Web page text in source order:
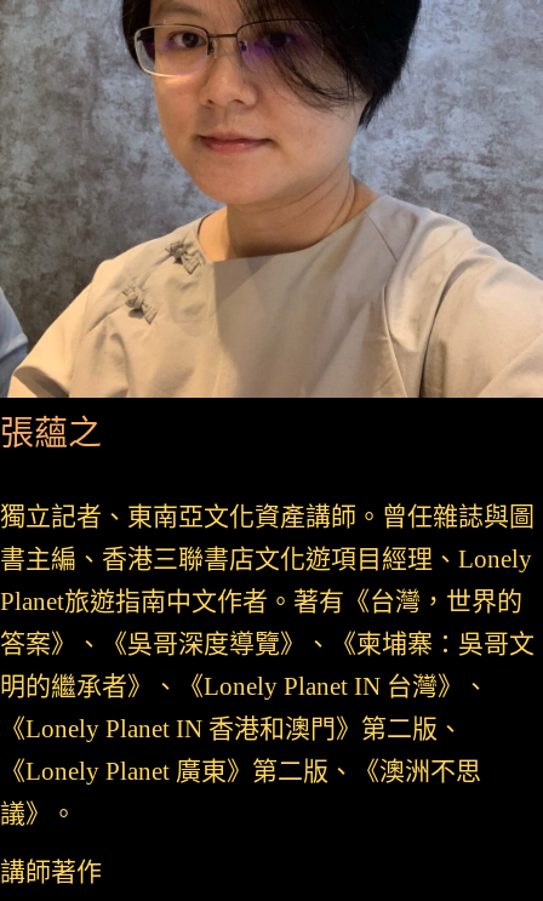
張蘊之
獨立記者、東南亞文化資產講師。曾任雜誌與圖
書主編、香港三聯書店文化遊項目經理、Lonely
Planet旅遊指南中文作者。著有《台灣，世界的
答案》、《吳哥深度導覽》、《柬埔寨：吳哥文
明的繼承者》、《Lonely Planet IN 台灣》、
《Lonely Planet IN 香港和澳門》第二版、
《Lonely Planet 廣東》第二版、《澳洲不思
議》。
講師著作